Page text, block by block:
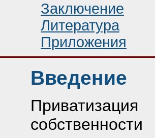
Заключение
Литература
Приложения
Введение